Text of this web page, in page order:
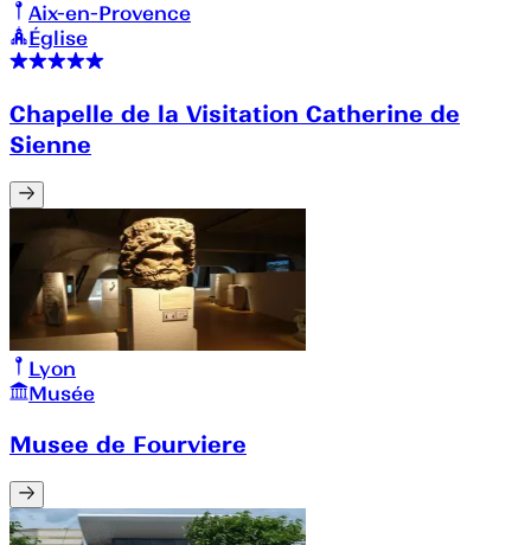
Aix-en-Provence
Église
Chapelle de la Visitation Catherine de
Sienne
Lyon
Musée
Musee de Fourviere